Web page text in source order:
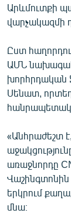
ՓՈԴՔԱՍԹ
English
Русский
ՀԵՏԵՎԵՔ ՄԵԶ
Արևմուտքի
վարչակազմի
Ըստ
ԱՄՆ
խորհրդական
Սենատ,
«Անհրաժեշտ
առաջնորդը
Վաշինգտոնին
երկրում
մնա։